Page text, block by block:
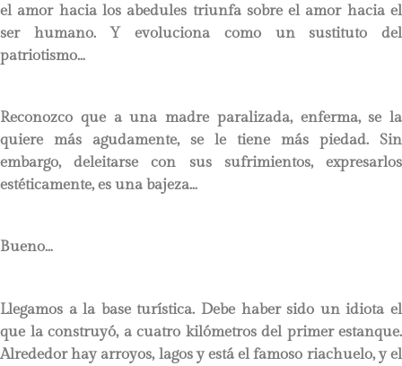
el amor hacia los abedules triunfa sobre el amor hacia el
ser humano. Y evoluciona como un sustituto del
patriotismo…
Reconozco que a una madre paralizada, enferma, se la
quiere más agudamente, se le tiene más piedad. Sin
embargo, deleitarse con sus sufrimientos, expresarlos
estéticamente, es una bajeza…
Bueno…
Llegamos a la base turística. Debe haber sido un idiota el
que la construyó, a cuatro kilómetros del primer estanque.
Alrededor hay arroyos, lagos y está el famoso riachuelo, y el